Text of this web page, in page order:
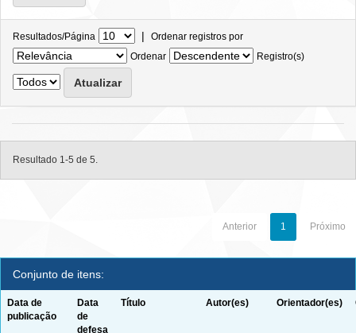
Resultados/Página | Ordenar registros por
Ordenar
Registro(s)
Resultado 1-5 de 5.
Anterior 1 Próximo
Conjunto de itens:
Data de
publicação
Data
de
defesa
Título Autor(es) Orientador(es)